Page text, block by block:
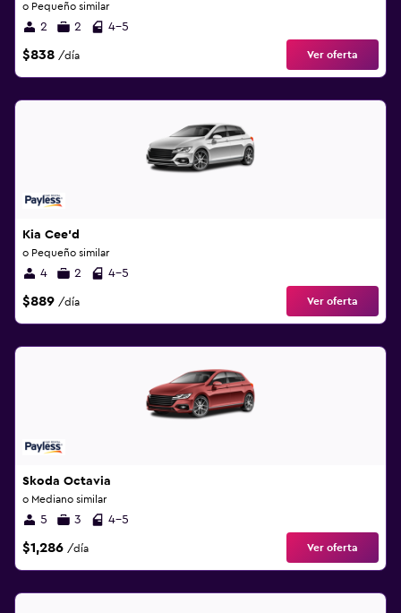
o Pequeño similar
2 2 4-5
$838 /día Ver oferta
Kia Cee'd
o Pequeño similar
4 2 4-5
$889 /día Ver oferta
Skoda Octavia
o Mediano similar
5 3 4-5
$1,286 /día Ver oferta